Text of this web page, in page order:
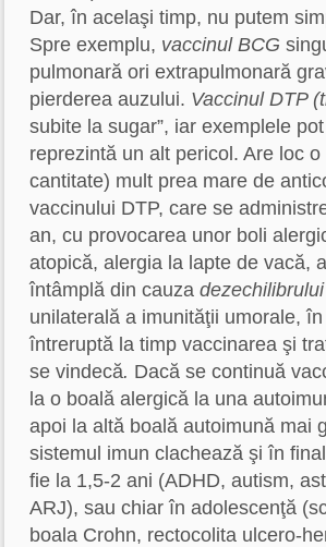
Dar, în acelaşi timp, nu putem
Spre exemplu, vaccinul BCG
pulmonară ori extrapulmonară
pierderea auzului. Vaccinul DTP
subite la sugar”, iar exemplele
reprezintă un alt pericol. Are loc
cantitate) mult prea mare de
vaccinului DTP, care se
an, cu provocarea unor boli
atopică, alergia la lapte de vacă,
întâmplă din cauza
unilaterală a imunităţii umorale,
întreruptă la timp vaccinarea şi
se vindecă. Dacă se continuă
la o boală alergică la una
apoi la altă boală autoimună mai
sistemul imun clachează şi în
fie la 1,5-2 ani (ADHD, autism,
ARJ), sau chiar în adolescenţă
boala Crohn, rectocolita ulcero-